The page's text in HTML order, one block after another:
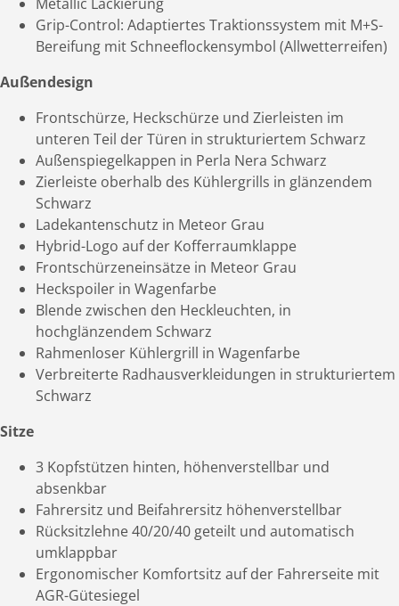
Grip-Control: Adaptiertes Traktionssystem mit M+S-
Bereifung mit Schneeflockensymbol (Allwetterreifen)
Außendesign
Frontschürze, Heckschürze und Zierleisten im
unteren Teil der Türen in strukturiertem Schwarz
Außenspiegelkappen in Perla Nera Schwarz
Zierleiste oberhalb des Kühlergrills in glänzendem
Schwarz
Ladekantenschutz in Meteor Grau
Hybrid-Logo auf der Kofferraumklappe
Frontschürzeneinsätze in Meteor Grau
Heckspoiler in Wagenfarbe
Blende zwischen den Heckleuchten, in
hochglänzendem Schwarz
Rahmenloser Kühlergrill in Wagenfarbe
Verbreiterte Radhausverkleidungen in strukturiertem
Schwarz
Sitze
3 Kopfstützen hinten, höhenverstellbar und
absenkbar
Fahrersitz und Beifahrersitz höhenverstellbar
Rücksitzlehne 40/20/40 geteilt und automatisch
umklappbar
Ergonomischer Komfortsitz auf der Fahrerseite mit
AGR-Gütesiegel